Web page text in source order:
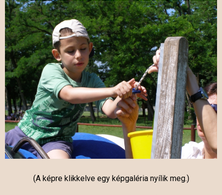
(A képre klikkelve egy képgaléria nyílik meg.)